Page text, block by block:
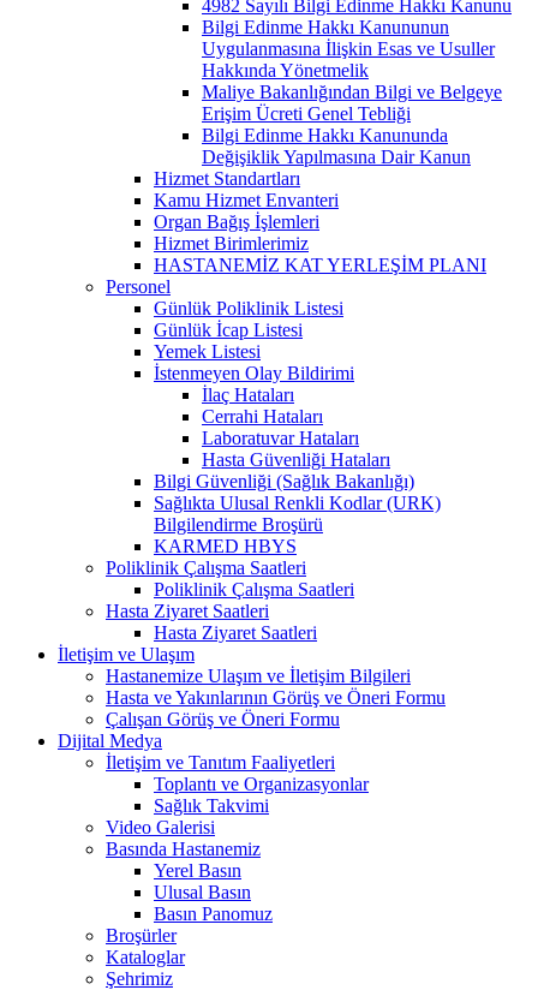
4982 Sayılı Bilgi Edinme Hakkı Kanunu
Bilgi Edinme Hakkı Kanununun
Uygulanmasına İlişkin Esas ve Usuller
Hakkında Yönetmelik
Maliye Bakanlığından Bilgi ve Belgeye
Erişim Ücreti Genel Tebliği
Bilgi Edinme Hakkı Kanununda
Değişiklik Yapılmasına Dair Kanun
Hizmet Standartları
Kamu Hizmet Envanteri
Organ Bağış İşlemleri
Hizmet Birimlerimiz
HASTANEMİZ KAT YERLEŞİM PLANI
Personel
Günlük Poliklinik Listesi
Günlük İcap Listesi
Yemek Listesi
İstenmeyen Olay Bildirimi
İlaç Hataları
Cerrahi Hataları
Laboratuvar Hataları
Hasta Güvenliği Hataları
Bilgi Güvenliği (Sağlık Bakanlığı)
Sağlıkta Ulusal Renkli Kodlar (URK)
Bilgilendirme Broşürü
KARMED HBYS
Poliklinik Çalışma Saatleri
Poliklinik Çalışma Saatleri
Hasta Ziyaret Saatleri
Hasta Ziyaret Saatleri
İletişim ve Ulaşım
Hastanemize Ulaşım ve İletişim Bilgileri
Hasta ve Yakınlarının Görüş ve Öneri Formu
Çalışan Görüş ve Öneri Formu
Dijital Medya
İletişim ve Tanıtım Faaliyetleri
Toplantı ve Organizasyonlar
Sağlık Takvimi
Video Galerisi
Basında Hastanemiz
Yerel Basın
Ulusal Basın
Basın Panomuz
Broşürler
Kataloglar
Şehrimiz